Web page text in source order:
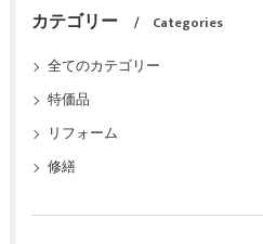
カテゴリー
Categories
全てのカテゴリー
特価品
リフォーム
修繕